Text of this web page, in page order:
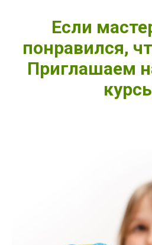
Если
понравился,
Приглашаем